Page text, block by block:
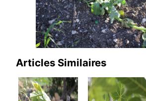
Articles Similaires